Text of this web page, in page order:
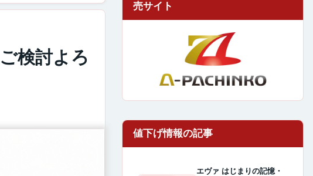
検討よろ
売サイト
エヴァ はじまりの記憶・